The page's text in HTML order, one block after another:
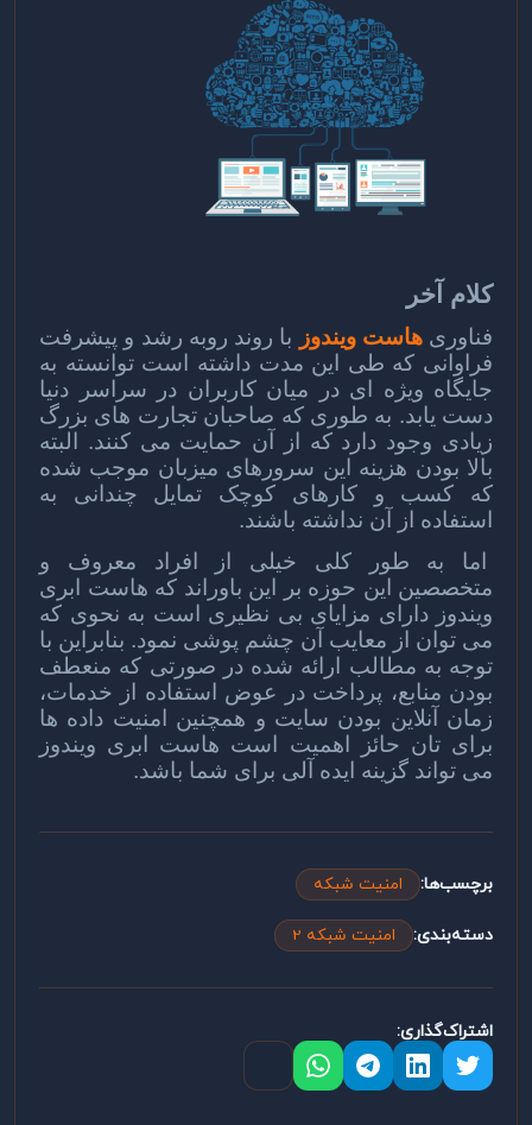
کلام آخر
فناوری هاست ویندوزبا روند روبه رشد و پیشرفت
فراوانی که طی این مدت داشته است توانسته به
جایگاه ویژه ای در میان کاربران در سراسر دنیا
دست یابد. به طوری که صاحبان تجارت های بزرگ
زیادی وجود دارد که از آن حمایت می کنند. البته
بالا بودن هزینه این سرورهای میزبان موجب شده
که کسب و کارهای کوچک تمایل چندانی به
استفاده از آن نداشته باشند.
اما به طور کلی خیلی از افراد معروف و
متخصصین این حوزه بر این باوراند که هاست ابری
ویندوز دارای مزایای بی نظیری است به نحوی که
می توان از معایب آن چشم پوشی نمود. بنابراین با
توجه به مطالب ارائه شده در صورتی که منعطف
بودن منابع، پرداخت در عوض استفاده از خدمات،
زمان آنلاین بودن سایت و همچنین امنیت داده ها
برای تان حائز اهمیت است هاست ابری ویندوز
می تواند گزینه ایده آلی برای شما باشد.
برچسب‌ها: امنیت شبکه
دسته‌بندی: امنیت شبکه 2
اشتراک‌گذاری: